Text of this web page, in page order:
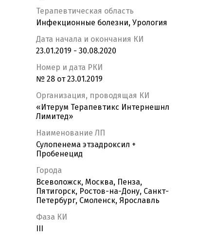
Терапевтическая область
Инфекционные болезни, Урология
Дата начала и окончания КИ
23.01.2019 - 30.08.2020
Номер и дата РКИ
№ 28 от 23.01.2019
Организация, проводящая КИ
«Итерум Терапевтикс Интернешнл
Лимитед»
Наименование ЛП
Сулопенема этзадроксил +
Пробенецид
Города
Всеволожск, Москва, Пенза,
Пятигорск, Ростов-на-Дону, Санкт-
Петербург, Смоленск, Ярославль
Фаза КИ